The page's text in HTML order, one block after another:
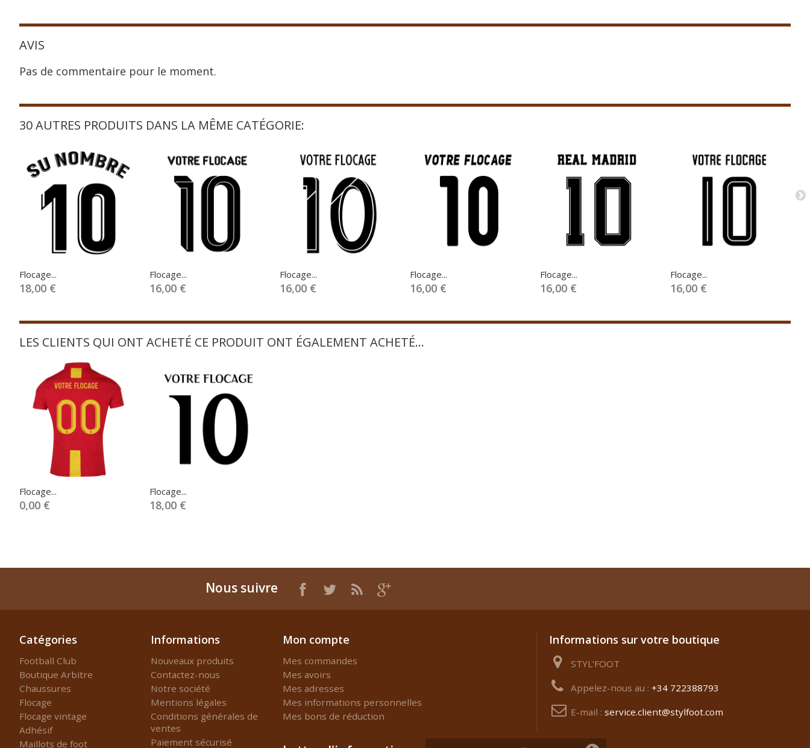
AVIS
Pas de commentaire pour le moment.
30 AUTRES PRODUITS DANS LA MÊME CATÉGORIE:
Flocage...
18,00 €
Flocage...
16,00 €
Flocage...
16,00 €
Flocage...
16,00 €
Flocage...
16,00 €
Flocage...
16,00 €
LES CLIENTS QUI ONT ACHETÉ CE PRODUIT ONT ÉGALEMENT ACHETÉ...
Flocage...
0,00 €
Flocage...
18,00 €
Nous suivre
Catégories
Football Club
Boutique Arbitre
Chaussures
Flocage
Flocage vintage
Adhésif
Maillots de foot
Informations
Nouveaux produits
Contactez-nous
Notre société
Mentions légales
Conditions générales de
ventes
Paiement sécurisé
Mon compte
Mes commandes
Mes avoirs
Mes adresses
Mes informations personnelles
Mes bons de réduction
Informations sur votre boutique
STYL'FOOT
Appelez-nous au :+34 722388793
E-mail :service.client@stylfoot.com